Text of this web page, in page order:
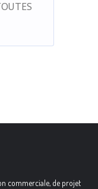
commerciale, de projet